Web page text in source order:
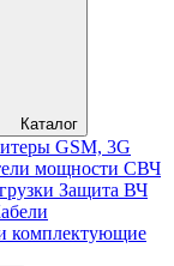
Каталог
GSM, 3G
мощности СВЧ
Защита ВЧ
комплектующие